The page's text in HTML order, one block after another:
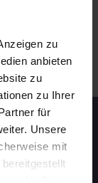
zu
anbieten
zu
zu Ihrer
für
Unsere
mit
.